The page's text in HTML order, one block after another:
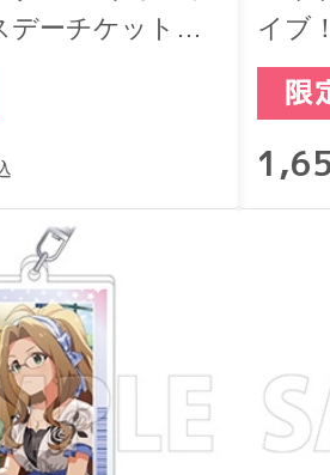
デーチケットキ
中琴葉
イブ
ーホ